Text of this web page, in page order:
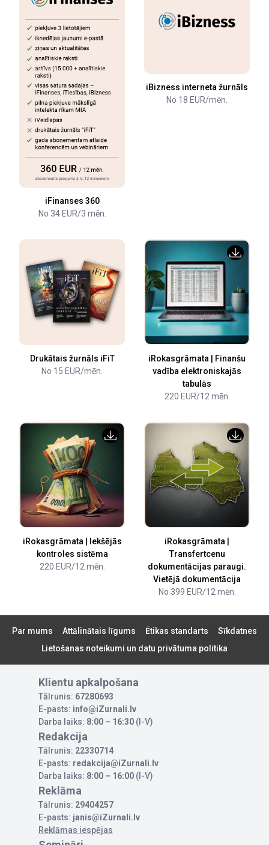
iFinanses 360
No 34 EUR/3 mēn.
iBizness interneta žurnāls
No 18 EUR/mēn.
Drukātais žurnāls iFiT
No 15 EUR/mēn.
iRokasgrāmata | Finanšu
vadība elektroniskajās
tabulās
220 EUR/12 mēn.
iRokasgrāmata | Iekšējās
kontroles sistēma
220 EUR/12 mēn.
iRokasgrāmata |
Transfertcenu
dokumentācijas paraugi.
Vietējā dokumentācija
No 399 EUR/12 mēn.
Par mums Attālinātais līgums Ētikas standarts
Sīkdatnes
Lietošanas noteikumi un datu privātuma politika
Klientu apkalpošana
Tālrunis: 67280693
E-pasts: info@iZurnali.lv
Darba laiks: 8:00 – 16:30 (I-V)
Redakcija
Tālrunis: 22330714
E-pasts: redakcija@iZurnali.lv
Darba laiks: 8:00 – 16:00 (I-V)
Reklāma
Tālrunis: 29404257
E-pasts: janis@iZurnali.lv
Reklāmas iespējas